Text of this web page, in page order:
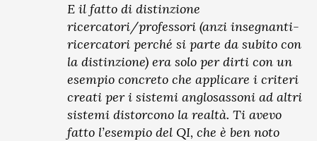
E il fatto di distinzione
ricercatori/professori (anzi insegnanti-
ricercatori perché si parte da subito con
la distinzione) era solo per dirti con un
esempio concreto che applicare i criteri
creati per i sistemi anglosassoni ad altri
sistemi distorcono la realtà. Ti avevo
fatto l’esempio del QI, che è ben noto